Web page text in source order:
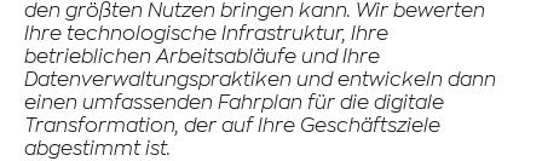
den größten Nutzen bringen kann. Wir bewerten
Ihre technologische Infrastruktur, Ihre
betrieblichen Arbeitsabläufe und Ihre
Datenverwaltungspraktiken und entwickeln dann
einen umfassenden Fahrplan für die digitale
Transformation, der auf Ihre Geschäftsziele
abgestimmt ist.